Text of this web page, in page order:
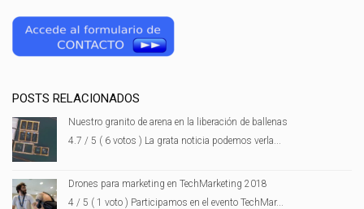
POSTS RELACIONADOS
Nuestro granito de arena en la liberación de ballenas
4.7 / 5 ( 6 votos ) La grata noticia podemos verla...
Drones para marketing en TechMarketing 2018
4 / 5 ( 1 voto ) Participamos en el evento TechMar...